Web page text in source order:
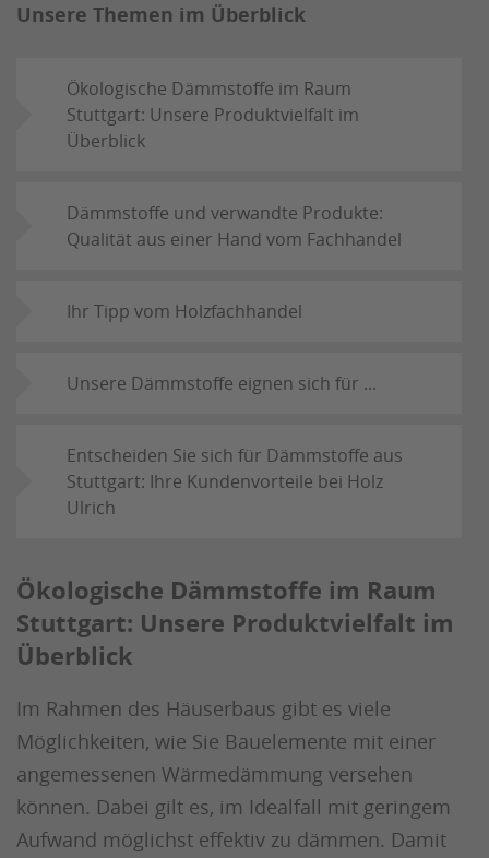
Unsere Themen im Überblick
Ökologische Dämmstoffe im Raum
Stuttgart: Unsere Produktvielfalt im
Überblick
Dämmstoffe und verwandte Produkte:
Qualität aus einer Hand vom Fachhandel
Ihr Tipp vom Holzfachhandel
Unsere Dämmstoffe eignen sich für ...
Entscheiden Sie sich für Dämmstoffe aus
Stuttgart: Ihre Kundenvorteile bei Holz
Ulrich
Ökologische Dämmstoffe im Raum
Stuttgart: Unsere Produktvielfalt im
Überblick
Im Rahmen des Häuserbaus gibt es viele
Möglichkeiten, wie Sie Bauelemente mit einer
angemessenen Wärmedämmung versehen
können. Dabei gilt es, im Idealfall mit geringem
Aufwand möglichst effektiv zu dämmen. Damit